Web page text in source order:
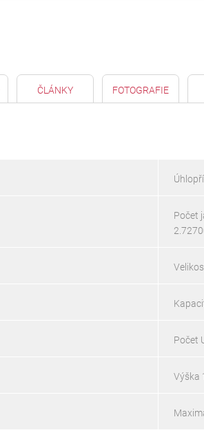
ČLÁNKY FOTOGRAFIE
Počet
Počet
Výška